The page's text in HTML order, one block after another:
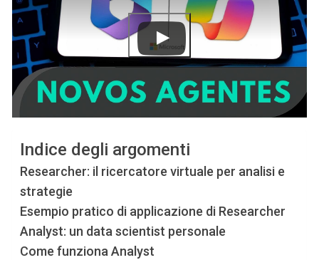
Indice degli argomenti
Researcher: il ricercatore virtuale per analisi e
strategie
Esempio pratico di applicazione di Researcher
Analyst: un data scientist personale
Come funziona Analyst